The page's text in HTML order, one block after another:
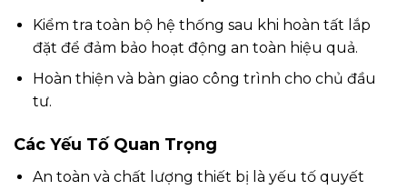
Kiểm tra toàn bộ hệ thống sau khi hoàn tất lắp
đặt để đảm bảo hoạt động an toàn hiệu quả.
Hoàn thiện và bàn giao công trình cho chủ đầu
tư.
Các Yếu Tố Quan Trọng
An toàn và chất lượng thiết bị là yếu tố quyết